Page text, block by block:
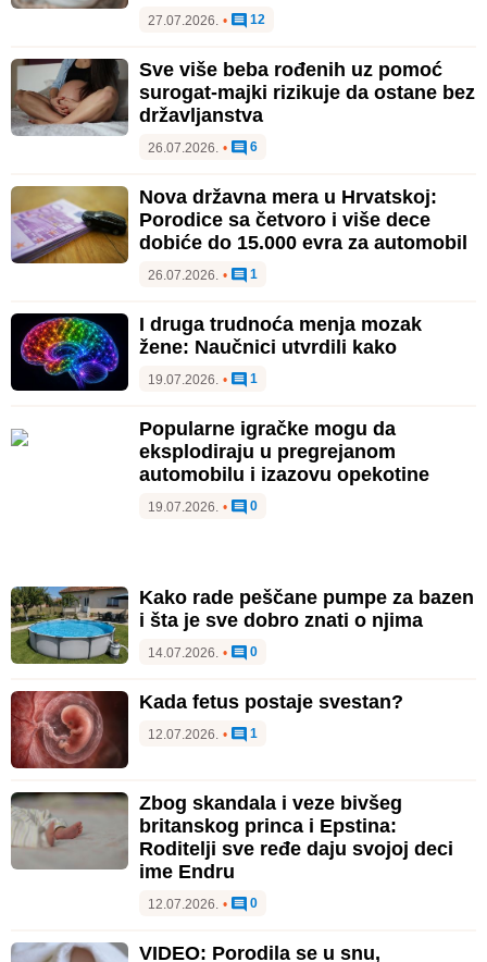
27.07.2026. • 12
Sve više beba rođenih uz pomoć
surogat-majki rizikuje da ostane bez
državljanstva
26.07.2026. • 6
Nova državna mera u Hrvatskoj:
Porodice sa četvoro i više dece
dobiće do 15.000 evra za automobil
26.07.2026. • 1
I druga trudnoća menja mozak
žene: Naučnici utvrdili kako
19.07.2026. • 1
Popularne igračke mogu da
eksplodiraju u pregrejanom
automobilu i izazovu opekotine
19.07.2026. • 0
Kako rade peščane pumpe za bazen
i šta je sve dobro znati o njima
14.07.2026. • 0
Kada fetus postaje svestan?
12.07.2026. • 1
Zbog skandala i veze bivšeg
britanskog princa i Epstina:
Roditelji sve ređe daju svojoj deci
ime Endru
12.07.2026. • 0
VIDEO: Porodila se u snu,